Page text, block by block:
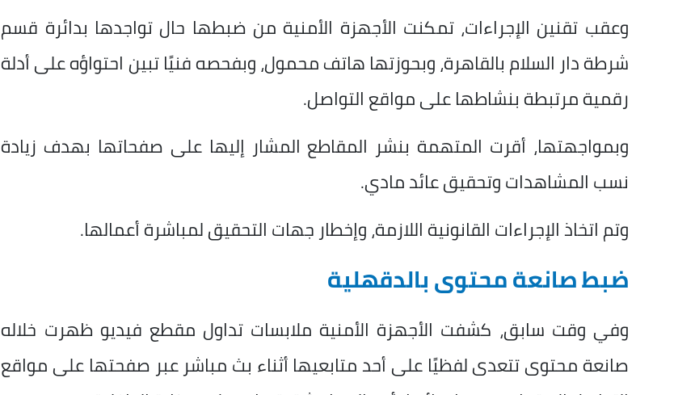
وعقب تقنين الإجراءات، تمكنت الأجهزة الأمنية من ضبطها حال تواجدها بدائرة قسم
شرطة دار السلام بالقاهرة، وبحوزتها هاتف محمول، وبفحصه فنيًا تبين احتواؤه على أدلة
رقمية مرتبطة بنشاطها على مواقع التواصل.
وبمواجهتها، أقرت المتهمة بنشر المقاطع المشار إليها على صفحاتها بهدف زيادة
نسب المشاهدات وتحقيق عائد مادي.
وتم اتخاذ الإجراءات القانونية اللازمة، وإخطار جهات التحقيق لمباشرة أعمالها.
ضبط صانعة محتوى بالدقهلية
وفي وقت سابق، كشفت الأجهزة الأمنية ملابسات تداول مقطع فيديو ظهرت خلاله
صانعة محتوى تتعدى لفظيًا على أحد متابعيها أثناء بث مباشر عبر صفحتها على مواقع